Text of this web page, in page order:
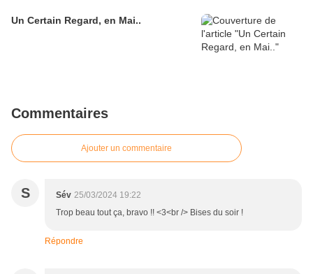
Un Certain Regard, en Mai..
Commentaires
Ajouter un commentaire
S Sév 25/03/2024 19:22
Trop beau tout ça, bravo !! <3<br /> Bises du soir !
Répondre